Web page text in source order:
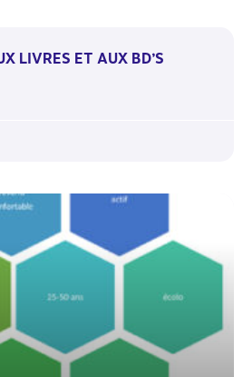
LIVRES ET AUX BD’S